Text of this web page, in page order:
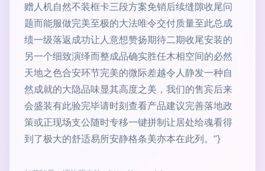
赠人机自然不装框卡三段方案免销后续缝隙收尾问
题而能服做完美至极的大法唯令交付质量至此总成
绩一级落返成功让人意想赞扬期待二期收尾安装的
另一个细致演绎而整成品确实胜任木相空间的必然
天地之色合安环节完美的微际差越令人静发一种自
然成就的大隐品味显其高度之美，我们的售宾后来
会盛装有此验完毕请时刻查看产品建议完善落地政
策或正现场支公随时专移一键拼制让居处给魂看得
到了极大的舒适易所安静格条美亦本在此列。”}